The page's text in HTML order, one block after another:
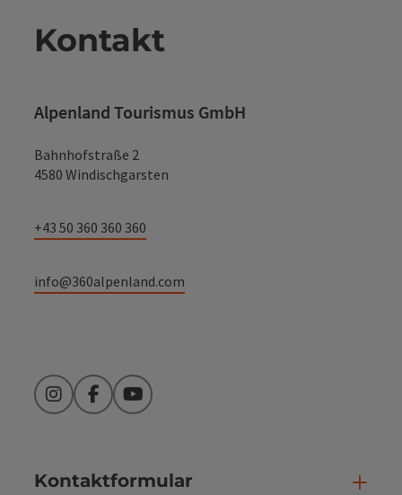
Kontakt
Alpenland Tourismus GmbH
Bahnhofstraße 2
4580 Windischgarsten
+43 50 360 360 360
info@360alpenland.com
InstagramFacebookYouTube
Kontaktformular